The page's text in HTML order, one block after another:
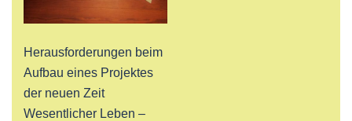
Herausforderungen beim
Aufbau eines Projektes
der neuen Zeit
Wesentlicher Leben –